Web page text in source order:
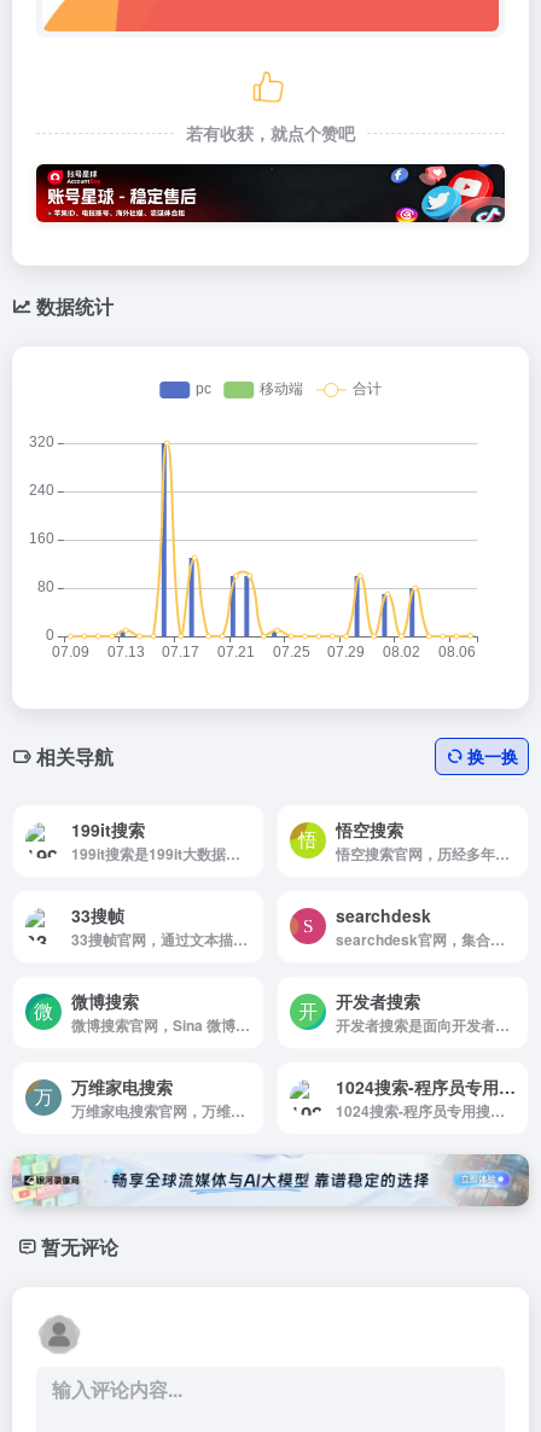
若有收获，就点个赞吧
数据统计
相关导航 换一换
199it搜索
199it搜索是199it大数据搜索引擎
悟空搜索
悟空搜索官网，历经多年，孙悟空网站已经发展成为由全球网站志愿者共同建设维护的开放式网站分类目录平台，为中小网站免费提供简单，快速，高效，持久的推广服务，为世界各地互联网爱好者分享互联网价值所在
33搜帧
33搜帧官网，通过文本描述来搜索视频帧画面的工具，可以帮助视频创作者快速找到相关视频场景素材，录音自动生成视频和文本生成视频，提升工作效率，是视频自媒体的必备利器。
searchdesk
searchdesk官网，集合日本常用搜索引擎，一个涉及搜索引擎交叉搜索，精选链接，搜索力研究，搜索趋势，搜索观点的搜索信息网站。
微博搜索
微博搜索官网，Sina 微博搜索
开发者搜索
开发者搜索是面向开发者的知识搜索平台，专注于为开发者提供高效的技术搜索服务
万维家电搜索
万维家电搜索官网，万维家电搜索
1024搜索-程序员专用搜索引擎
1024搜索-程序员专用搜索引擎是程序员就用1024搜索!程序员的专用搜索引擎!
暂无评论